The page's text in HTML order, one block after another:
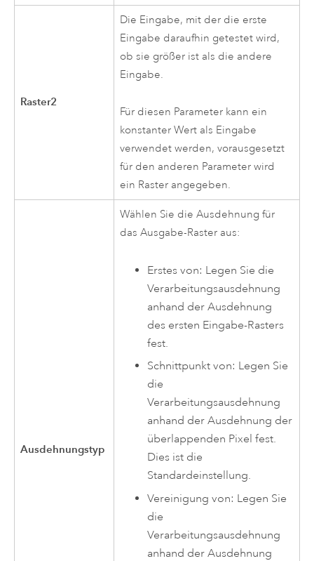
Raster2
Die Eingabe, mit der die erste
Eingabe daraufhin getestet wird,
ob sie größer ist als die andere
Eingabe.
Für diesen Parameter kann ein
konstanter Wert als Eingabe
verwendet werden, vorausgesetzt
für den anderen Parameter wird
ein Raster angegeben.
Ausdehnungstyp
Wählen Sie die Ausdehnung für
das Ausgabe-Raster aus:
Erstes von: Legen Sie die
Verarbeitungsausdehnung
anhand der Ausdehnung
des ersten Eingabe-Rasters
fest.
Schnittpunkt von: Legen Sie
die
Verarbeitungsausdehnung
anhand der Ausdehnung der
überlappenden Pixel fest.
Dies ist die
Standardeinstellung.
Vereinigung von: Legen Sie
die
Verarbeitungsausdehnung
anhand der Ausdehnung